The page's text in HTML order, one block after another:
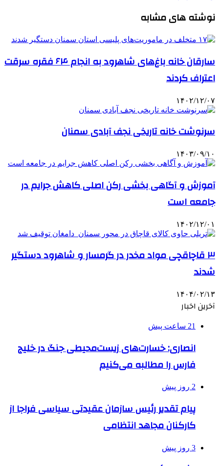
نوشته های مشابه
سارقان خانه باغ‌های شاهرود به انجام ۶۴ فقره سرقت
اعتراف کردند
۱۴۰۲/۱۲/۰۷
سرنوشت خانه تاریخی نجف آبادی سمنان
۱۴۰۳/۰۹/۱۰
آموزش و آگاهی بخشی رکن اصلی کاهش جرایم در
جامعه است
۱۴۰۲/۱۲/۰۱
۳ قاچاقچی مواد مخدر در گرمسار و شاهرود دستگیر
شدند
۱۴۰۴/۰۲/۱۳
آخرین اخبار
21 ساعت پیش
انصاری: خسارت‌های زیست‌محیطی جنگ در خلیج
فارس را مطالبه‌ می‌کنیم
2 روز پیش
پیام تقدیر رئیس سازمان عقیدتی سیاسی فراجا از
کارکنان مجاهد انتظامی
3 روز پیش